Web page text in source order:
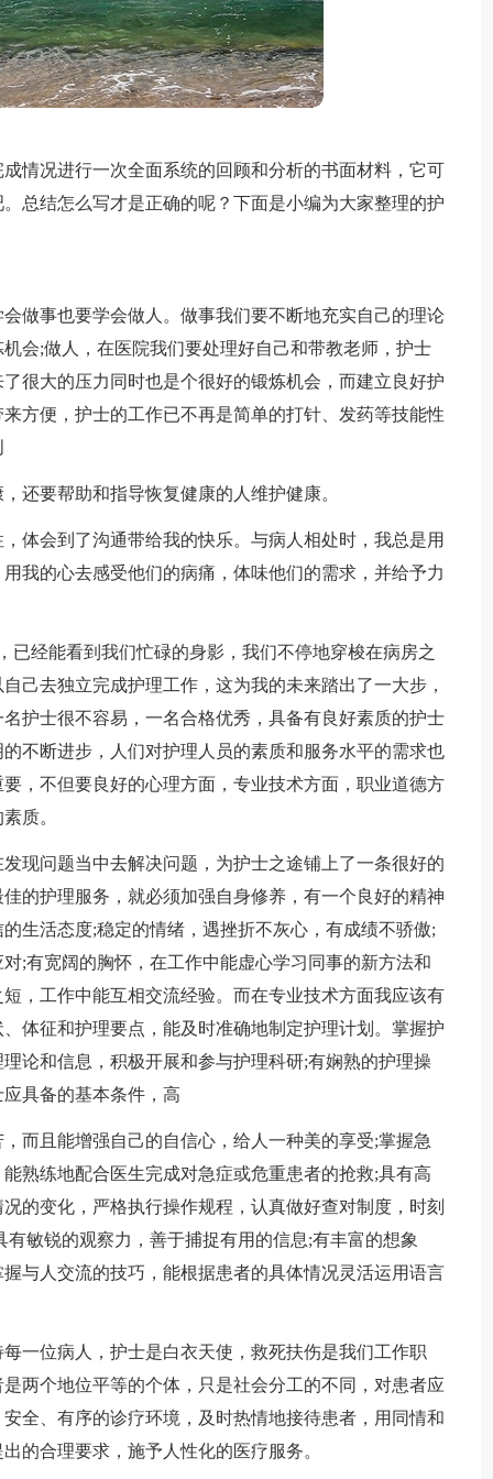
情况进行一次全面系统的回顾和分析的书面材料，它可
总结怎么写才是正确的呢？下面是小编为大家整理的护
做事也要学会做人。做事我们要不断地充实自己的理论
会;做人，在医院我们要处理好自己和带教老师，护士
很大的压力同时也是个很好的锻炼机会，而建立良好护
方便，护士的工作已不再是简单的打针、发药等技能性
还要帮助和指导恢复健康的人维护健康。
体会到了沟通带给我的快乐。与病人相处时，我总是用
我的心去感受他们的病痛，体味他们的需求，并给予力
已经能看到我们忙碌的身影，我们不停地穿梭在病房之
己去独立完成护理工作，这为我的未来踏出了一大步，
护士很不容易，一名合格优秀，具备有良好素质的护士
不断进步，人们对护理人员的素质和服务水平的需求也
，不但要良好的心理方面，专业技术方面，职业道德方
质。
现问题当中去解决问题，为护士之途铺上了一条很好的
的护理服务，就必须加强自身修养，有一个良好的精神
生活态度;稳定的情绪，遇挫折不灰心，有成绩不骄傲;
;有宽阔的胸怀，在工作中能虚心学习同事的新方法和
，工作中能互相交流经验。而在专业技术方面我应该有
体征和护理要点，能及时准确地制定护理计划。掌握护
论和信息，积极开展和参与护理科研;有娴熟的护理操
具备的基本条件，高
而且能增强自己的自信心，给人一种美的享受;掌握急
熟练地配合医生完成对急症或危重患者的抢救;具有高
的变化，严格执行操作规程，认真做好查对制度，时刻
敏锐的观察力，善于捕捉有用的信息;有丰富的想象
与人交流的技巧，能根据患者的具体情况灵活运用语言
一位病人，护士是白衣天使，救死扶伤是我们工作职
两个地位平等的个体，只是社会分工的不同，对患者应
全、有序的诊疗环境，及时热情地接待患者，用同情和
的合理要求，施予人性化的医疗服务。